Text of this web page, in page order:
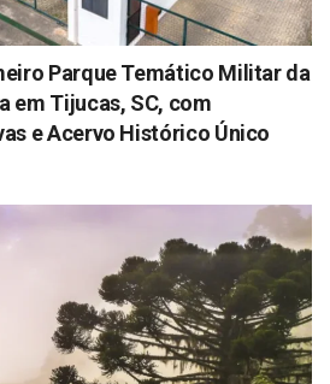
Parque Temático Militar da
em Tijucas, SC, com
e Acervo Histórico Único